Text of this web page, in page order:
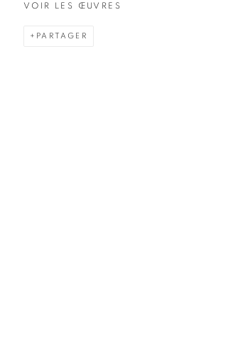
VOIR LES ŒUVRES
PARTAGER